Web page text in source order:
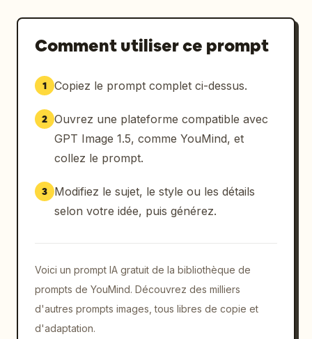
Comment utiliser ce prompt
1 Copiez le prompt complet ci-dessus.
2 Ouvrez une plateforme compatible avec
GPT Image 1.5, comme YouMind, et
collez le prompt.
3
Modifiez le sujet, le style ou les détails
selon votre idée, puis générez.
Voici un prompt IA gratuit de la bibliothèque de
prompts de YouMind. Découvrez des milliers
d'autres prompts images, tous libres de copie et
d'adaptation.